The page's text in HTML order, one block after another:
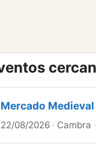
Mercado
22/08/2026 · Cambra ·